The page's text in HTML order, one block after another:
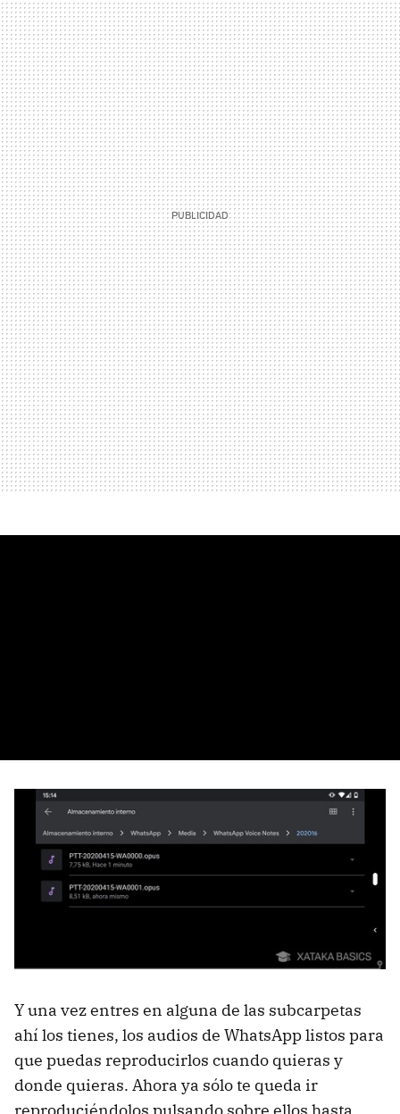
Y una vez entres en alguna de las subcarpetas
ahí los tienes, los audios de WhatsApp listos para
que puedas reproducirlos cuando quieras y
donde quieras. Ahora ya sólo te queda ir